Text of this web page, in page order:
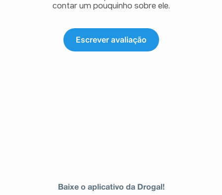
ondansetrona (1 comprimido de 8 mg), 1 a 2 horas antes
horas após a primeira dose, durante 1 a 2 dias após o
término da radioterapia.
Para radioterapia do abdome em doses fracionadas
contar um pouquinho sobre ele.
Escrever avaliação
Baixe o aplicativo da Drogal!